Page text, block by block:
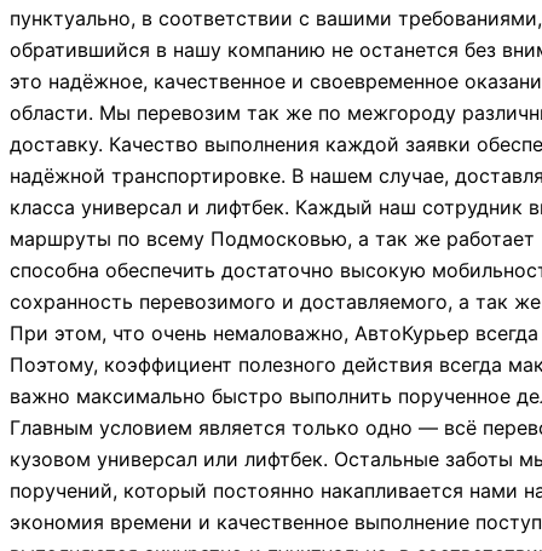
пунктуально, в соответствии с вашими
обратившийся в нашу компанию не останется без
это надёжное, качественное и своевременное
области. Мы перевозим так же по межгороду
доставку. Качество выполнения каждой заявки
надёжной транспортировке. В нашем случае,
класса универсал и лифтбек. Каждый наш сотрудник
маршруты по всему Подмосковью, а так же
способна обеспечить достаточно высокую
сохранность перевозимого и доставляемого, а так
При этом, что очень немаловажно, АвтоКурьер
Поэтому, коэффициент полезного действия всегда
важно максимально быстро выполнить порученное
Главным условием является только одно — всё
кузовом универсал или лифтбек. Остальные заботы
поручений, который постоянно накапливается нами
экономия времени и качественное выполнение